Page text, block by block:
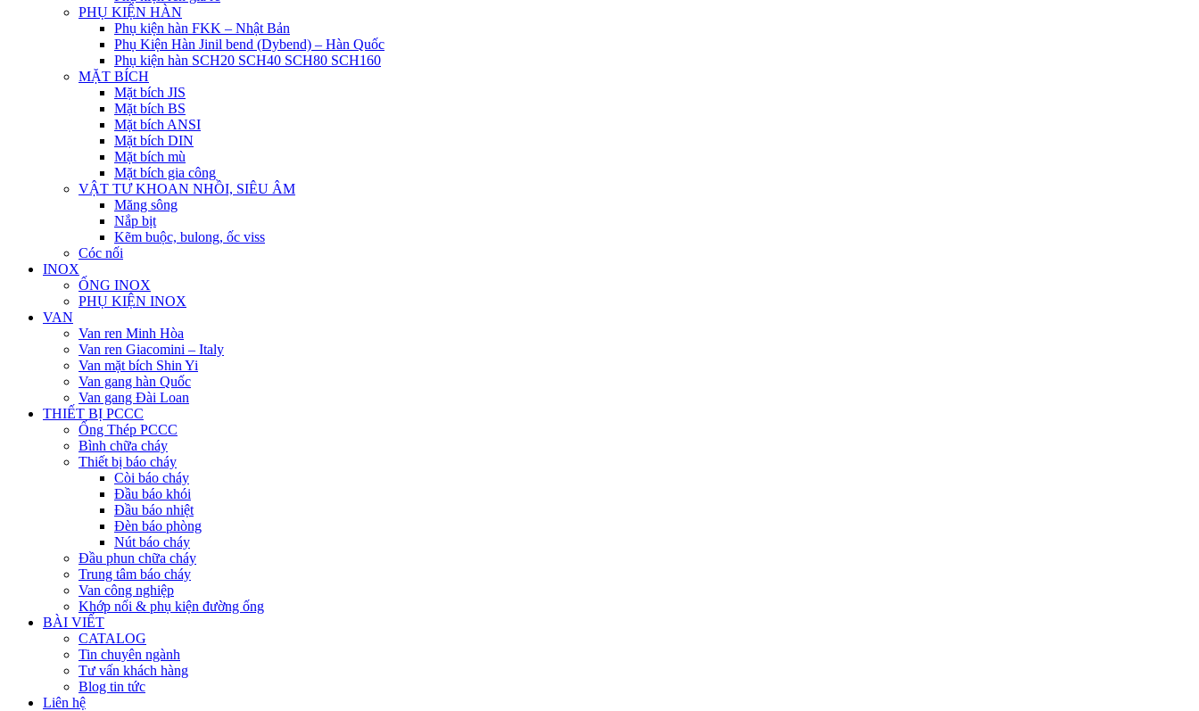
PHỤ KIỆN HÀN
Phụ kiện hàn FKK – Nhật Bản
Phụ Kiện Hàn Jinil bend (Dybend) – Hàn Quốc
Phụ kiện hàn SCH20 SCH40 SCH80 SCH160
MẶT BÍCH
Mặt bích JIS
Mặt bích BS
Mặt bích ANSI
Mặt bích DIN
Mặt bích mù
Mặt bích gia công
VẬT TƯ KHOAN NHỒI, SIÊU ÂM
Măng sông
Nắp bịt
Kẽm buộc, bulong, ốc viss
Cóc nối
INOX
ỐNG INOX
PHỤ KIỆN INOX
VAN
Van ren Minh Hòa
Van ren Giacomini – Italy
Van mặt bích Shin Yi
Van gang hàn Quốc
Van gang Đài Loan
THIẾT BỊ PCCC
Ống Thép PCCC
Bình chữa cháy
Thiết bị báo cháy
Còi báo cháy
Đầu báo khói
Đầu báo nhiệt
Đèn báo phòng
Nút báo cháy
Đầu phun chữa cháy
Trung tâm báo cháy
Van công nghiệp
Khớp nối & phụ kiện đường ống
BÀI VIẾT
CATALOG
Tin chuyên ngành
Tư vấn khách hàng
Blog tin tức
Liên hệ